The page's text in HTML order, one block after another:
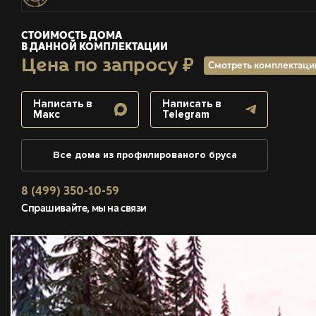
СТОИМОСТЬ ДОМА
В ДАННОЙ КОМПЛЕКТАЦИИ
Цена по запросу ₽ Смотреть
Написать в
Макс
Написать в
Telegram
Все дома из профилированого бруса
8 (499) 350-10-59
Спрашивайте, мы на связи